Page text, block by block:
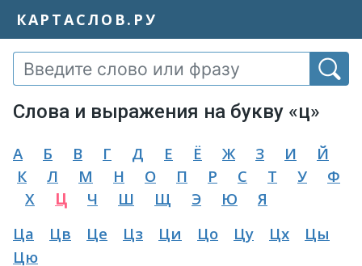
КАРТАСЛОВ.РУ
Слова и выражения на букву «ц»
А Б В Г Д Е Ё Ж З И
Й
К
Л М Н О П Р С Т У
Ф
Х
Ц Ч Ш Щ Э Ю
Я
Ца
Цв Це Цз Ци Цо Цу Цх
Цы
Цю